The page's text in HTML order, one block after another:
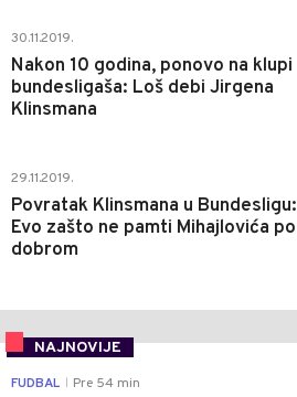
30.11.2019.
Nakon 10 godina, ponovo na klupi
bundesligaša: Loš debi Jirgena
Klinsmana
29.11.2019.
Povratak Klinsmana u Bundesligu:
Evo zašto ne pamti Mihajlovića po
dobrom
NAJNOVIJE
FUDBAL Pre 54 min